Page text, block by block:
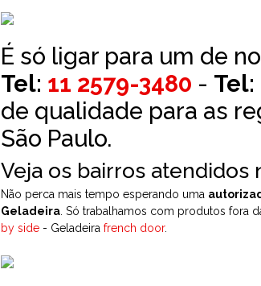
É só ligar para um de
Tel: 11 2579-3480 - Tel:
de qualidade para as
São Paulo.
Veja os bairros atendidos
Não perca mais tempo esperando uma
Geladeira . Só trabalhamos com produtos fora
by side - Geladeira french door.